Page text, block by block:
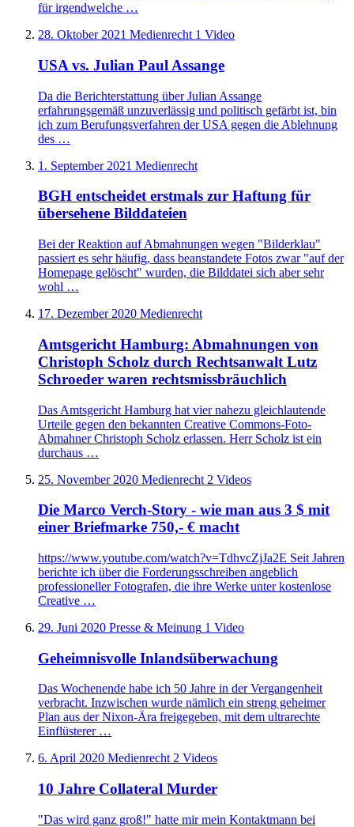
für irgendwelche …
28. Oktober 2021 Medienrecht 1 Video
USA vs. Julian Paul Assange
Da die Berichterstattung über Julian Assange
erfahrungsgemäß unzuverlässig und politisch gefärbt ist, bin
ich zum Berufungsverfahren der USA gegen die Ablehnung
des …
1. September 2021 Medienrecht
BGH entscheidet erstmals zur Haftung für
übersehene Bilddateien
Bei der Reaktion auf Abmahnungen wegen "Bilderklau"
passiert es sehr häufig, dass beanstandete Fotos zwar "auf der
Homepage gelöscht" wurden, die Bilddatei sich aber sehr
wohl …
17. Dezember 2020 Medienrecht
Amtsgericht Hamburg: Abmahnungen von
Christoph Scholz durch Rechtsanwalt Lutz
Schroeder waren rechtsmissbräuchlich
Das Amtsgericht Hamburg hat vier nahezu gleichlautende
Urteile gegen den bekannten Creative Commons-Foto-
Abmahner Christoph Scholz erlassen. Herr Scholz ist ein
durchaus …
25. November 2020 Medienrecht 2 Videos
Die Marco Verch-Story - wie man aus 3 $ mit
einer Briefmarke 750,- € macht
https://www.youtube.com/watch?v=TdhvcZjJa2E Seit Jahren
berichte ich über die Forderungsschreiben angeblich
professioneller Fotografen, die ihre Werke unter kostenlose
Creative …
29. Juni 2020 Presse & Meinung 1 Video
Geheimnisvolle Inlandsüberwachung
Das Wochenende habe ich 50 Jahre in der Vergangenheit
verbracht. Inzwischen wurde nämlich ein streng geheimer
Plan aus der Nixon-Ära freigegeben, mit dem ultrarechte
Einflüsterer …
6. April 2020 Medienrecht 2 Videos
10 Jahre Collateral Murder
"Das wird ganz groß!" hatte mir mein Kontaktmann bei